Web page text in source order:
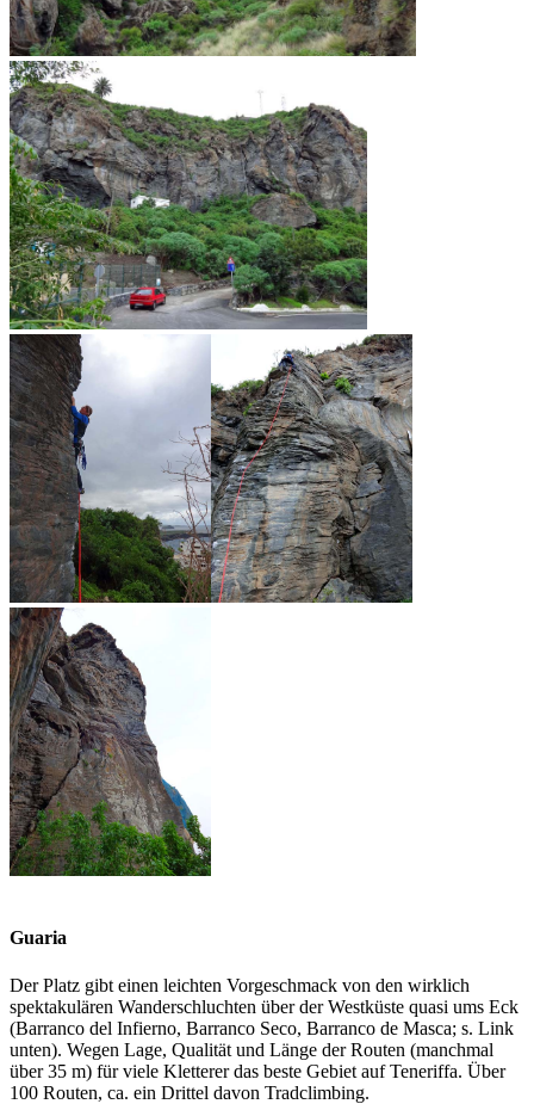
Guaria
Der Platz gibt einen leichten Vorgeschmack von den wirklich
spektakulären Wanderschluchten über der Westküste quasi ums Eck
(Barranco del Infierno, Barranco Seco, Barranco de Masca; s. Link
unten). Wegen Lage, Qualität und Länge der Routen (manchmal
über 35 m) für viele Kletterer das beste Gebiet auf Teneriffa. Über
100 Routen, ca. ein Drittel davon Tradclimbing.